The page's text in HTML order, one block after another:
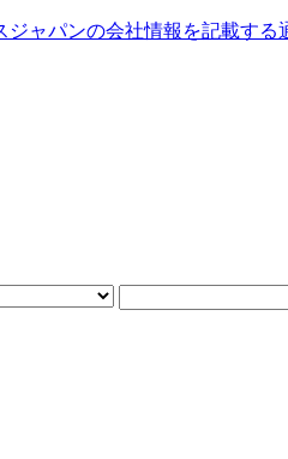
ャパンの会社情報を記載する